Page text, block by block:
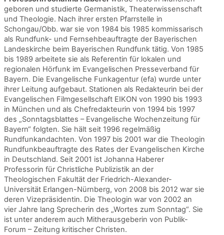
geboren und studierte Germanistik, Theaterwissenschaft
und Theologie. Nach ihrer ersten Pfarrstelle in
Schongau/Obb. war sie von 1984 bis 1985 kommissarisch
als Rundfunk- und Fernsehbeauftragte der Bayerischen
Landeskirche beim Bayerischen Rundfunk tätig. Von 1985
bis 1989 arbeitete sie als Referentin für lokalen und
regionalen Hörfunk im Evangelischen Presseverband für
Bayern. Die Evangelische Funkagentur (efa) wurde unter
ihrer Leitung aufgebaut. Stationen als Redakteurin bei der
Evangelischen Filmgesellschaft EIKON von 1990 bis 1993
in München und als Chefredakteurin von 1994 bis 1997
des „Sonntagsblattes – Evangelische Wochenzeitung für
Bayern“ folgten. Sie hält seit 1996 regelmäßig
Rundfunkandachten. Von 1997 bis 2001 war die Theologin
Rundfunkbeauftragte des Rates der Evangelischen Kirche
in Deutschland. Seit 2001 ist Johanna Haberer
Professorin für Christliche Publizistik an der
Theologischen Fakultät der Friedrich-Alexander-
Universität Erlangen-Nürnberg, von 2008 bis 2012 war sie
deren Vizepräsidentin. Die Theologin war von 2002 an
vier Jahre lang Sprecherin des „Wortes zum Sonntag“. Sie
ist unter anderem auch Mitherausgeberin von Publik-
Forum – Zeitung kritischer Christen.